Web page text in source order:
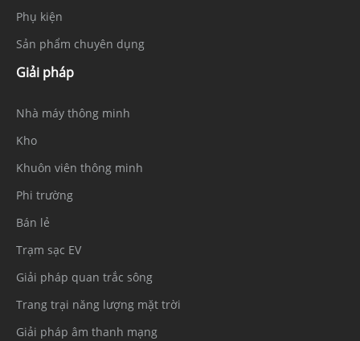
Phụ kiện
Sản phẩm chuyên dụng
Giải pháp
Nhà máy thông minh
Kho
Khuôn viên thông minh
Phi trường
Bán lẻ
Trạm sạc EV
Giải pháp quan trắc sông
Trang trại năng lượng mặt trời
Giải pháp âm thanh mạng